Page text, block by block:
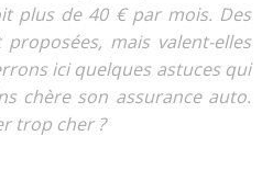
plus de 40 € par mois. Des
mais valent-elles
ici quelques astuces qui
chère son assurance auto.
trop cher ?